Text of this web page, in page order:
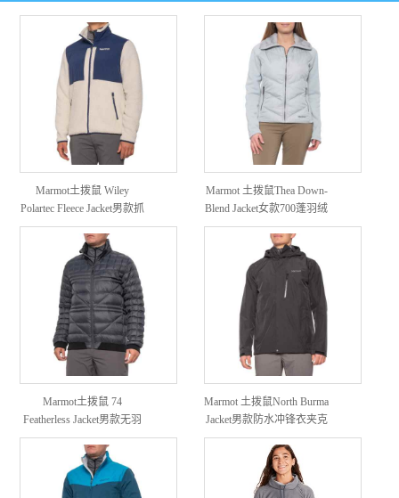
Marmot土拨鼠 Wiley
Polartec Fleece Jacket男款抓
绒外套
Marmot 土拨鼠Thea Down-
Blend Jacket女款700蓬羽绒
服
Marmot土拨鼠 74
Featherless Jacket男款无羽
绒保暖外套
Marmot 土拨鼠North Burma
Jacket男款防水冲锋衣夹克